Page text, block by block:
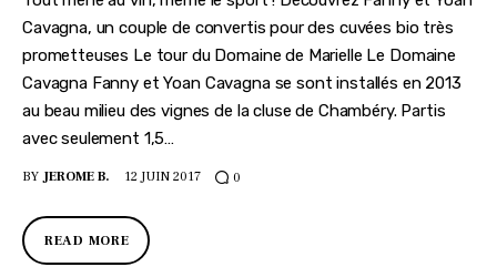
Évènements
Cavagna, un couple de convertis pour des cuvées bio très
prometteuses Le tour du Domaine de Marielle Le Domaine
Cavagna Fanny et Yoan Cavagna se sont installés en 2013
au beau milieu des vignes de la cluse de Chambéry. Partis
avec seulement 1,5…
BY JEROME B. 12 JUIN 2017 0
READ MORE